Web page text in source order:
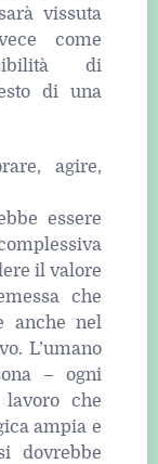
vissuta
come
di
di una
agire,
essere
il valore
che
anche nel
L’umano
– ogni
che
ampia e
dovrebbe